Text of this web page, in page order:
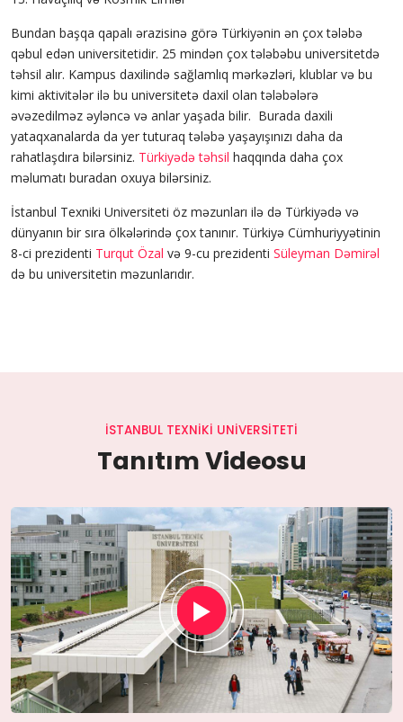
Bundan başqa qapalı ərazisinə görə Türkiyənin ən çox tələbə
qəbul edən universitetidir. 25 mindən çox tələbəbu universitetdə
təhsil alır. Kampus daxilində sağlamlıq mərkəzləri, klublar və bu
kimi aktivitələr ilə bu universitetə daxil olan tələbələrə
əvəzedilməz əyləncə və anlar yaşada bilir. Burada daxili
yataqxanalarda da yer tuturaq tələbə yaşayışınızı daha da
rahatlaşdıra bilərsiniz. Türkiyədə təhsil haqqında daha çox
məlumatı buradan oxuya bilərsiniz.
İstanbul Texniki Universiteti öz məzunları ilə də Türkiyədə və
dünyanın bir sıra ölkələrində çox tanınır. Türkiyə Cümhuriyyətinin
8-ci prezidenti Turqut Özal və 9-cu prezidenti Süleyman Dəmirəl
də bu universitetin məzunlarıdır.
İSTANBUL TEXNIKI UNIVERSITETI
Tanıtım Videosu